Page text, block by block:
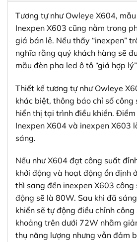
Tương tự như Owleye X604,
Inexpen X603 cũng nằm trong
giá bán lẻ. Nếu thấy “inexpen”
nghĩa rằng quý khách hàng sẽ
mẫu đèn pha led ô tô “giá hợp
Thiết kế tương tự như Owleye
khác biệt, thông báo chỉ số công
hiển thị tại trình điều khiển.
Inexpen X604 và inexpen X603
sáng.
Nếu như X604 đạt công suất
khởi động và hoạt động ổn định
thì sang đến inexpen X603 công
động sẽ là 80W. Sau khi đã
khiển sẽ tự động điều chỉnh
khoảng trên dưới 72W nhằm
thụ năng lượng nhưng vẫn đảm